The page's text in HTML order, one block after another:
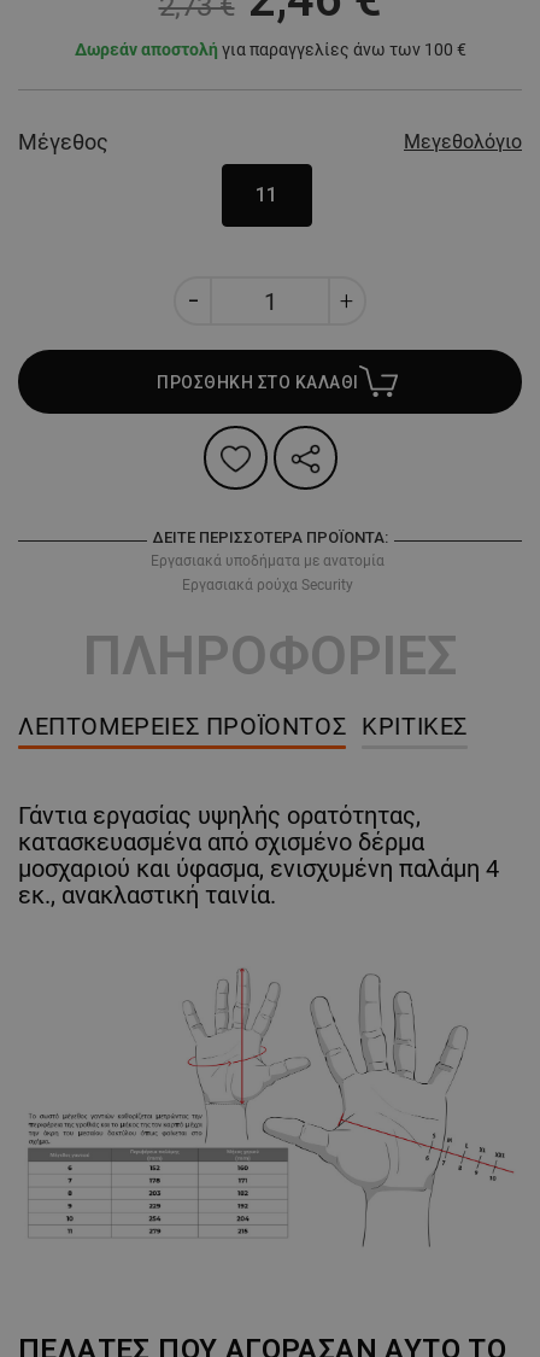
Δωρεάν αποστολή για παραγγελίες άνω των 100 €
Μέγεθος Μεγεθολόγιο
11
ΠΡΟΣΘΗΚΗ ΣΤΟ ΚΑΛΑΘΙ
ΔΕΊΤΕ ΠΕΡΙΣΣΌΤΕΡΑ ΠΡΟΪΌΝΤΑ:
Εργασιακά υποδήματα με ανατομία
Εργασιακά ρούχα Security
ΠΛΗΡΟΦΟΡΙΕΣ
ΛΕΠΤΟΜΈΡΕΙΕΣ ΠΡΟΪΌΝΤΟΣ ΚΡΙΤΙΚΈΣ
Γάντια εργασίας υψηλής ορατότητας,
κατασκευασμένα από σχισμένο δέρμα
μοσχαριού και ύφασμα, ενισχυμένη παλάμη 4
εκ., ανακλαστική ταινία.
ΠΕΛΆΤΕΣ ΠΟΥ ΑΓΌΡΑΣΑΝ ΑΥΤΌ ΤΟ